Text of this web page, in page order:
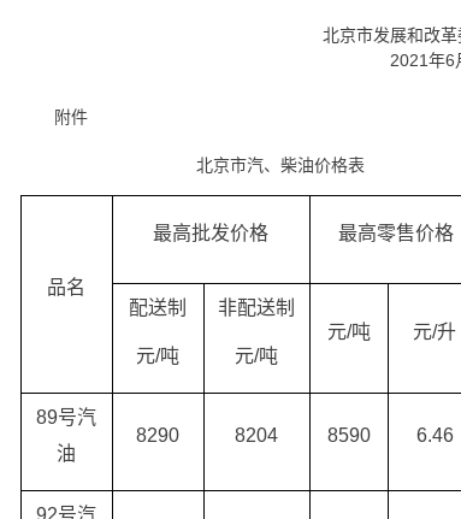
北京市发展和改
2021年6
附件
北京市汽、柴油价格表
品名
最高批发价格 最高零售价格
配送制
元/吨
非配送制
元/吨
元/吨 元/升
89号汽
油
8290 8204 8590 6.46
92号汽